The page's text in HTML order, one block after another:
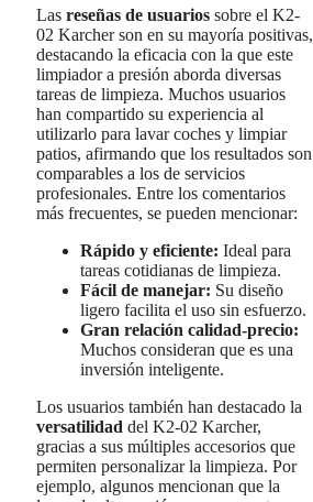
Las reseñas de usuarios sobre el K2-
02 Karcher son en su mayoría positivas,
destacando la eficacia con la que este
limpiador a presión aborda diversas
tareas de limpieza. Muchos usuarios
han compartido su experiencia al
utilizarlo para lavar coches y limpiar
patios, afirmando que los resultados son
comparables a los de servicios
profesionales. Entre los comentarios
más frecuentes, se pueden mencionar:
Rápido y eficiente: Ideal para
tareas cotidianas de limpieza.
Fácil de manejar: Su diseño
ligero facilita el uso sin esfuerzo.
Gran relación calidad-precio:
Muchos consideran que es una
inversión inteligente.
Los usuarios también han destacado la
versatilidad del K2-02 Karcher,
gracias a sus múltiples accesorios que
permiten personalizar la limpieza. Por
ejemplo, algunos mencionan que la